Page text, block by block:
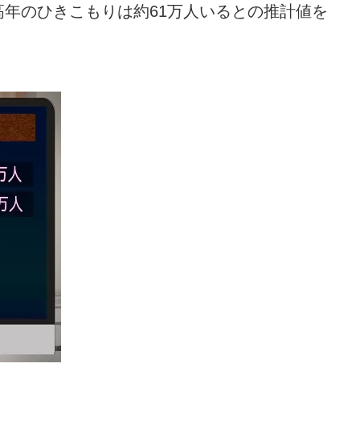
年のひきこもりは約61万人いるとの推計値を